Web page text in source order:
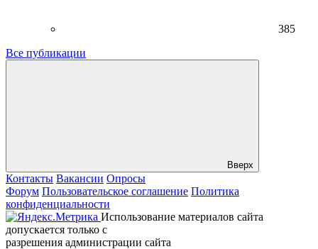
385
Все публикации
Вверх
Контакты Вакансии Опросы
Форум Пользовательское соглашение Политика
конфиденциальности
Использование материалов сайта
допускается только с
разрешения администрации сайта